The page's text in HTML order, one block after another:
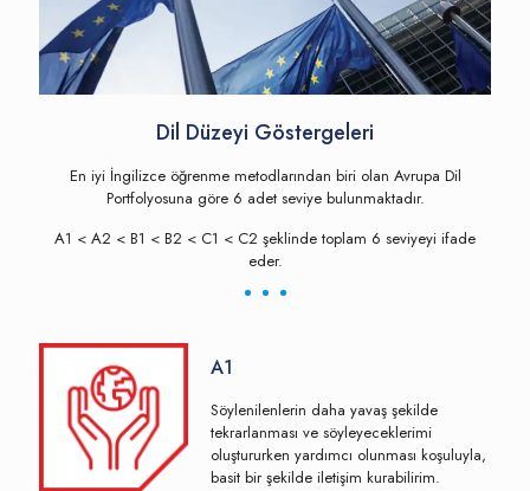
Dil Düzeyi Göstergeleri
En iyi İngilizce öğrenme metodlarından biri olan Avrupa Dil
Portfolyosuna göre 6 adet seviye bulunmaktadır.
A1 < A2 < B1 < B2 < C1 < C2 şeklinde toplam 6 seviyeyi ifade
eder.
A1
Söylenilenlerin daha yavaş şekilde
tekrarlanması ve söyleyeceklerimi
oluştururken yardımcı olunması koşuluyla,
basit bir şekilde iletişim kurabilirim.